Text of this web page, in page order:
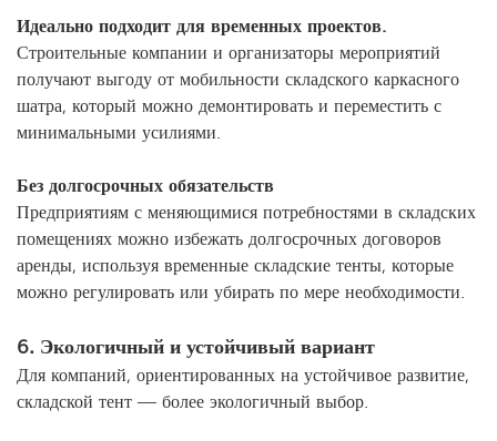
Идеально подходит для временных проектов.
Строительные компании и организаторы мероприятий
получают выгоду от мобильности складского каркасного
шатра, который можно демонтировать и переместить с
минимальными усилиями.
Без долгосрочных обязательств
Предприятиям с меняющимися потребностями в складских
помещениях можно избежать долгосрочных договоров
аренды, используя временные складские тенты, которые
можно регулировать или убирать по мере необходимости.
6. Экологичный и устойчивый вариант
Для компаний, ориентированных на устойчивое развитие,
складской тент — более экологичный выбор.